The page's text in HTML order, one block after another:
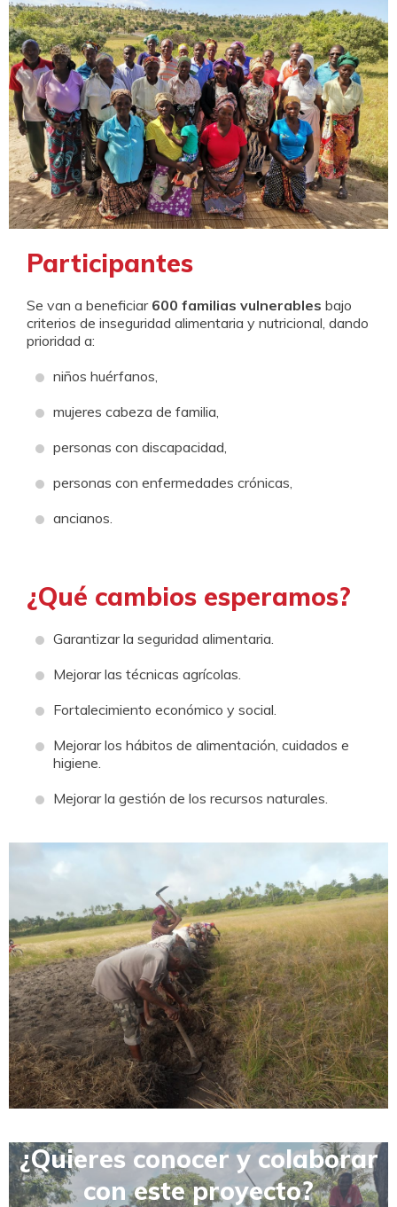
Participantes
Se van a beneficiar 600 familias vulnerables bajo
criterios de inseguridad alimentaria y nutricional, dando
prioridad a:
niños huérfanos,
mujeres cabeza de familia,
personas con discapacidad,
personas con enfermedades crónicas,
ancianos.
¿Qué cambios esperamos?
Garantizar la seguridad alimentaria.
Mejorar las técnicas agrícolas.
Fortalecimiento económico y social.
Mejorar los hábitos de alimentación, cuidados e
higiene.
Mejorar la gestión de los recursos naturales.
¿Quieres conocer y colaborar
con este proyecto?